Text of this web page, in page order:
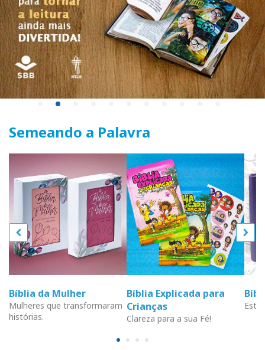
Semeando a Palavra
Bíblia da Mulher
Mulheres que transformaram
histórias.
Bíblia Explicada para
Crianças
Clareza para a sua Fé!